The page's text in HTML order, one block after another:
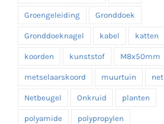
Groengeleiding Gronddoek
Gronddoeknagel kabel katten
koorden kunststof M8x50mm
metselaarskoord muurtuin net
Netbeugel Onkruid planten
polyamide polypropylen